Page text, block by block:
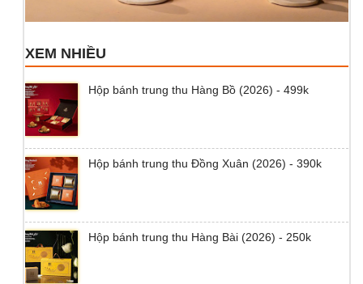
XEM NHIỀU
Hộp bánh trung thu Hàng Bồ (2026) - 499k
Hộp bánh trung thu Đồng Xuân (2026) - 390k
Hộp bánh trung thu Hàng Bài (2026) - 250k